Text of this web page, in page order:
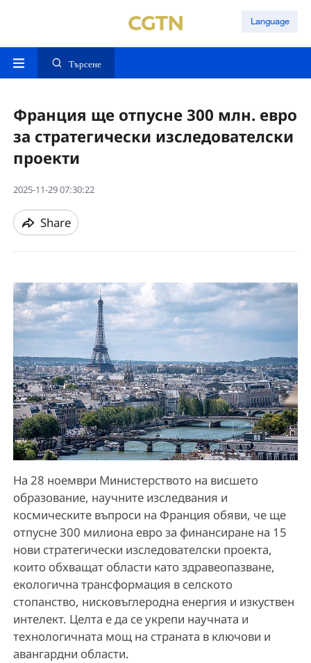
Language
Търсене
Франция ще отпусне 300 млн. евро
за стратегически изследователски
проекти
2025-11-29 07:30:22
Share
На 28 ноември Министерството на висшето
образование, научните изследвания и
космическите въпроси на Франция обяви, че ще
отпусне 300 милиона евро за финансиране на 15
нови стратегически изследователски проекта,
които обхващат области като здравеопазване,
екологична трансформация в селското
стопанство, нисковъглеродна енергия и изкуствен
интелект. Целта е да се укрепи научната и
технологичната мощ на страната в ключови и
авангардни области.